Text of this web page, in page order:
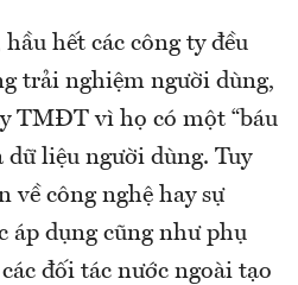
hết các công ty đều
trải nghiệm người dùng,
TMĐT vì họ có một “báu
dữ liệu người dùng. Tuy
về công nghệ hay sự
áp dụng cũng như phụ
đối tác nước ngoài tạo